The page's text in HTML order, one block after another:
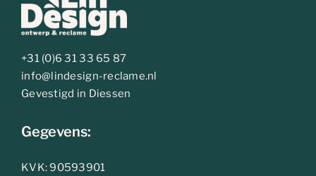
+31 (0)6 31 33 65 87
info@lindesign-reclame.nl
Gevestigd in Diessen
Gegevens:
KVK: 90593901